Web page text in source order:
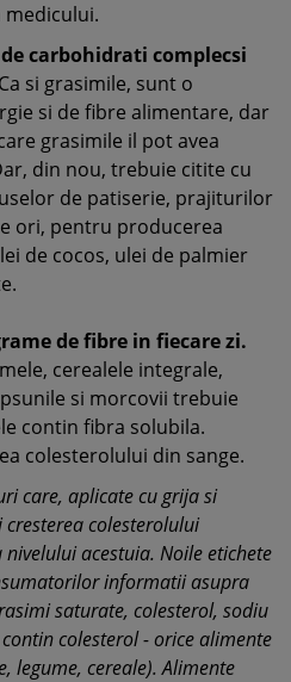
medicului.
carbohidrati complecsi
Ca si grasimile, sunt o
si de fibre alimentare, dar
grasimile il pot avea
din nou, trebuie citite cu
de patiserie, prajiturilor
ori, pentru producerea
de cocos, ulei de palmier
de fibre in fiecare zi.
cerealele integrale,
si morcovii trebuie
contin fibra solubila.
colesterolului din sange.
care, aplicate cu grija si
colesterolului
acestuia. Noile etichete
informatii asupra
saturate, colesterol, sodiu
colesterol - orice alimente
legume, cereale). Alimente